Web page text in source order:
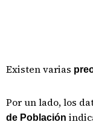
Existen varias
Por un lado, los
de Población